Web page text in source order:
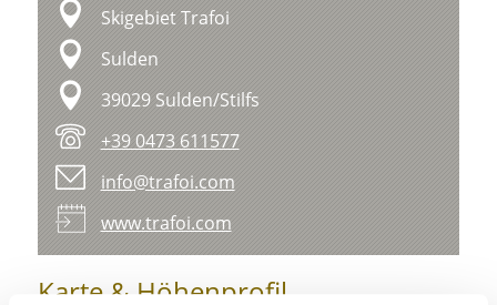
Skigebiet Trafoi
Sulden
39029 Sulden/Stilfs
+39 0473 611577
info@trafoi.com
www.trafoi.com
Karte & Höhenprofil